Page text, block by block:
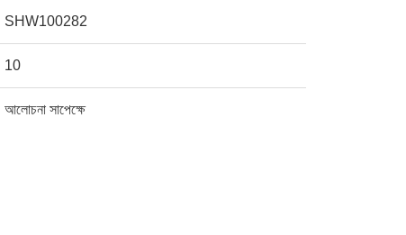
SHW100282
10
আলোচনা সাপেক্ষে